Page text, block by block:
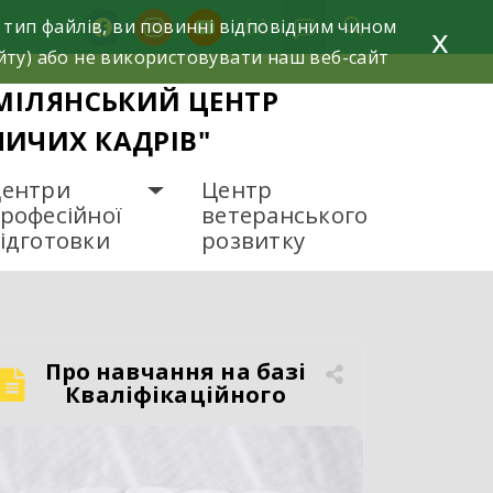
facebookinstagramyoutube
ЦЕНТР
КАДРІВ"
Центр
ветеранського
розвитку
Про навчання на базі
Кваліфікаційного
центру
файлів, ви повинні відповідним чином
або не використовувати наш веб-сайт
x